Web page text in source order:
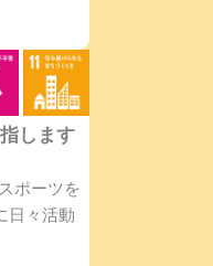
します
ポーツを
日々活動